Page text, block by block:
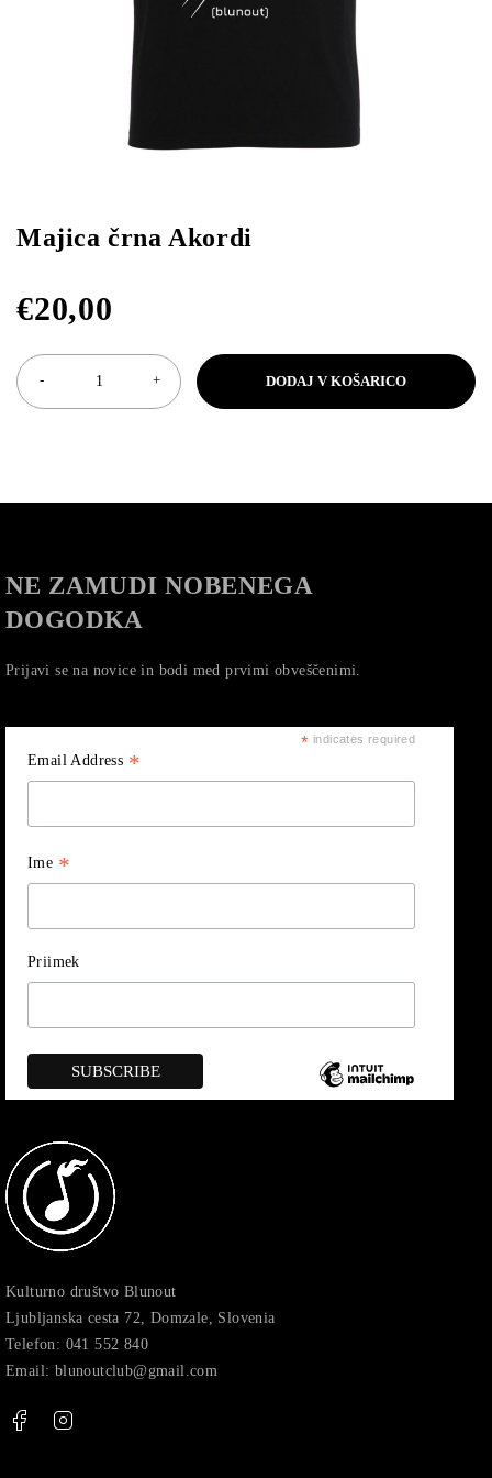
Majica črna Akordi
€20,00
DODAJ V KOŠARICO
NE ZAMUDI NOBENEGA
DOGODKA
Prijavi se na novice in bodi med prvimi obveščenimi.
* indicates required
Email Address *
Ime *
Priimek
Kulturno društvo Blunout
Ljubljanska cesta 72, Domzale, Slovenia
Telefon: 041 552 840
Email: blunoutclub@gmail.com